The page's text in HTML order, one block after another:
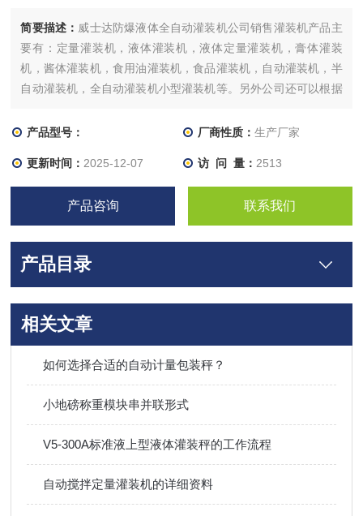
简要描述： 威士达防爆液体全自动灌装机公司销售灌装机产品主
要有：定量灌装机，液体灌装机，液体定量灌装机，膏体灌装
机，酱体灌装机，食用油灌装机，食品灌装机，自动灌装机，半
自动灌装机，全自动灌装机小型灌装机等。另外公司还可以根据
谢谢！
产品型号： 厂商性质： 生产厂家
更新时间： 2025-12-07 访 问 量： 2513
产品咨询 联系我们
产品目录
相关文章
如何选择合适的自动计量包装秤？
小地磅称重模块串并联形式
V5-300A标准液上型液体灌装秤的工作流程
自动搅拌定量灌装机的详细资料